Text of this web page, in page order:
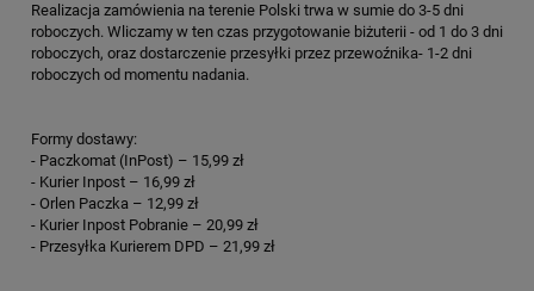
Realizacja zamówienia na terenie Polski trwa w sumie do 3-5 dni
roboczych. Wliczamy w ten czas przygotowanie biżuterii - od 1 do 3 dni
roboczych, oraz dostarczenie przesyłki przez przewoźnika- 1-2 dni
roboczych od momentu nadania.
Formy dostawy:
- Paczkomat (InPost) – 15,99 zł
- Kurier Inpost – 16,99 zł
- Orlen Paczka – 12,99 zł
- Kurier Inpost Pobranie – 20,99 zł
- Przesyłka Kurierem DPD – 21,99 zł